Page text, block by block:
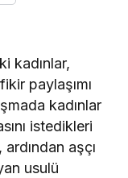
kadınlar,
paylaşımı
kadınlar
istedikleri
aşçı
usulü